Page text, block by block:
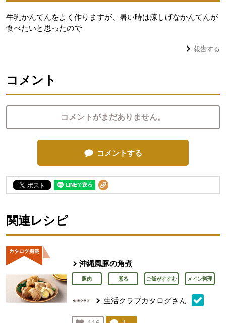
牛乳かんてんをよく作りますが、暑い時は涼しげなかんてんが
食べたいと思ったので
報告する
コメント
コメントがまだありません。
コメントする
関連レシピ
沖縄風豚の角煮
豚肉 煮る ご飯がすすむ メイン料理
生活クラブカタログさん